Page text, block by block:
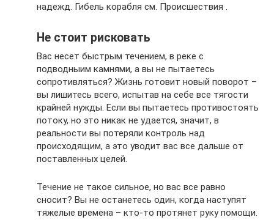
надежд. Гибель корабля см. Происшествия .
Не стоит рисковать
Вас несет быстрым течением, в реке с
подводныим камнями, а вы не пытаетесь
сопротивляться? Жизнь готовит новый поворот –
вы лишитесь всего, испытав на себе все тягости
крайней нужды. Если вы пытаетесь противостоять
потоку, но это никак не удается, значит, в
реальности вы потеряли контроль над
происходящим, а это уводит вас все дальше от
поставленных целей.
Течение не такое сильное, но вас все равно
сносит? Вы не останетесь один, когда наступят
тяжелые времена – кто-то протянет руку помощи.